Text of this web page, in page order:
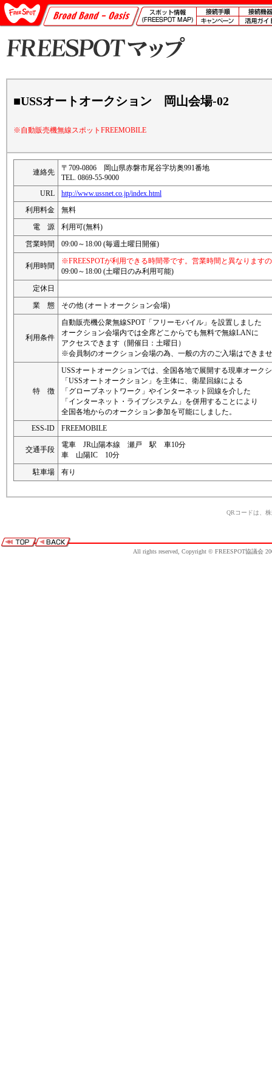
■USSオートオークション 岡山会場-02
※自動販売機無線スポットFREEMOBILE
連絡先
〒709-0806 岡山県赤磐市尾谷字坊奥991番地
TEL. 0869-55-9000
URL
http://www.ussnet.co.jp/index.html
利用料金
無料
電 源
利用可(無料)
営業時間
09:00～18:00 (毎週土曜日開催)
利用時間
※FREESPOTが利用できる時間帯です。営業時間と異なります
09:00～18:00 (土曜日のみ利用可能)
定休日
業 態
その他 (オートオークション会場)
利用条件
自動販売機公衆無線SPOT「フリーモバイル」を設置しました
オークション会場内では全席どこからでも無料で無線LANに
アクセスできます（開催日：土曜日）
※会員制のオークション会場の為、一般の方のご入場はできま
特 徴
USSオートオークションでは、全国各地で展開する現車オーク
「USSオートオークション」を主体に、衛星回線による
「グローブネットワーク」やインターネット回線を介した
「インターネット・ライブシステム」を併用することにより
全国各地からのオークション参加を可能にしました。
ESS-ID
FREEMOBILE
交通手段
電車 JR山陽本線 瀬戸 駅 車10分
車 山陽IC 10分
駐車場
有り
QRコードは、
All rights reserved, Copyright © FREESPOT協議会